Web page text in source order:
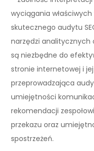
wyciągania
skutecznego audytu
narzędzi
są niezbędne do
stronie internetowej i
przeprowadzająca
umiejętności
rekomendacji
przekazu oraz
spostrzeżeń.